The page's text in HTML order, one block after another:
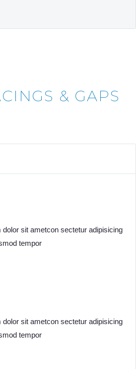
& GAPS
dolor sit ametcon sectetur adipisicing
tempor
dolor sit ametcon sectetur adipisicing
tempor